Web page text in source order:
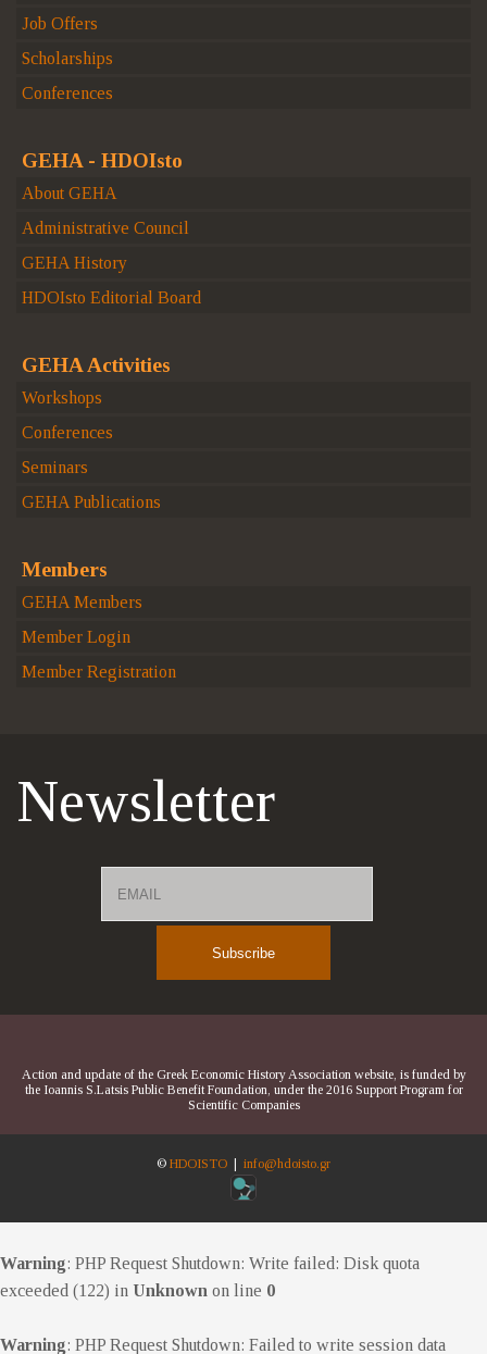
Job Offers
Scholarships
Conferences
GEHA - HDOIsto
About GEHA
Administrative Council
GEHA History
HDOIsto Editorial Board
GEHA Activities
Workshops
Conferences
Seminars
GEHA Publications
Members
GEHA Members
Member Login
Member Registration
Newsletter
Action and update of the Greek Economic History Association website, is funded by
the Ioannis S.Latsis Public Benefit Foundation, under the 2016 Support Program for
Scientific Companies
© HDOISTO info@hdoisto.gr
Warning: PHP Request Shutdown: Write failed: Disk quota
exceeded (122) in Unknown on line 0
Warning: PHP Request Shutdown: Failed to write session data